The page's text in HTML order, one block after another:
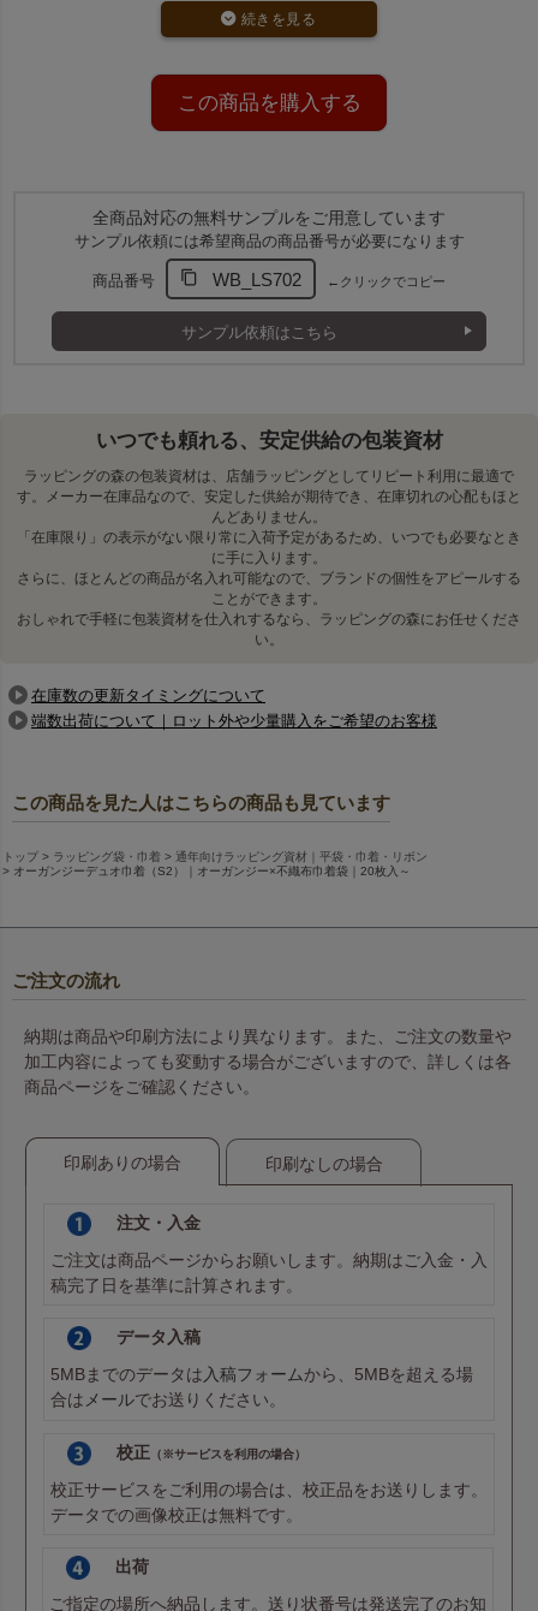
マドレーヌ2個や小物ギフトにぴったりの実用的なサイズです。
オーガンジーの美しい風合いはそのままに、背面に不織布
を使用することでリーズナブルな価格を実現しました。
前面はオーガンジー生地
で仕上がる簡単ラッピング。
関連キーワード：セール商品
この商品を購入する
全商品対応の無料サンプルをご用意しています
サンプル依頼には希望商品の商品番号が必要になります
商品番号 WB_LS702 ←クリックでコピー
サンプル依頼はこちら
いつでも頼れる、安定供給の包装資材
ラッピングの森の包装資材は、店舗ラッピングとしてリピート利用に最適で
す。メーカー在庫品なので、安定した供給が期待でき、在庫切れの心配もほと
んどありません。
「在庫限り」の表示がない限り常に入荷予定があるため、いつでも必要なとき
に手に入ります。
さらに、ほとんどの商品が名入れ可能なので、ブランドの個性をアピールする
ことができます。
おしゃれで手軽に包装資材を仕入れするなら、ラッピングの森にお任せくださ
い。
在庫数の更新タイミングについて
端数出荷について｜ロット外や少量購入をご希望のお客様
この商品を見た人はこちらの商品も見ています
トップ ラッピング袋・巾着
通年向けラッピング資材｜平袋・巾着・リボン
オーガンジーデュオ巾着（S2）｜オーガンジー×不織布巾着袋｜20枚入～
ご注文の流れ
納期は商品や印刷方法により異なります。また、ご注文の数量や
加工内容によっても変動する場合がございますので、詳しくは各
商品ページをご確認ください。
印刷ありの場合 印刷なしの場合
注文・入金
ご注文は商品ページからお願いします。納期はご入金・入
稿完了日を基準に計算されます。
データ入稿
5MBまでのデータは入稿フォームから、5MBを超える場
合はメールでお送りください。
校正 （※サービスを利用の場合）
校正サービスをご利用の場合は、校正品をお送りします。
データでの画像校正は無料です。
出荷
ご指定の場所へ納品します。送り状番号は発送完了のお知